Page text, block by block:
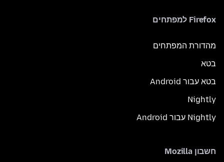
Firefox למפתחים
מהדורת המפתחים
בטא
בטא עבור Android
Nightly
Nightly עבור Android
חשבון Mozilla